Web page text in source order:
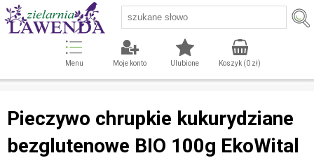
Menu Moje konto Ulubione Koszyk (0zł)
Pieczywo chrupkie kukurydziane
bezglutenowe BIO 100g EkoWital